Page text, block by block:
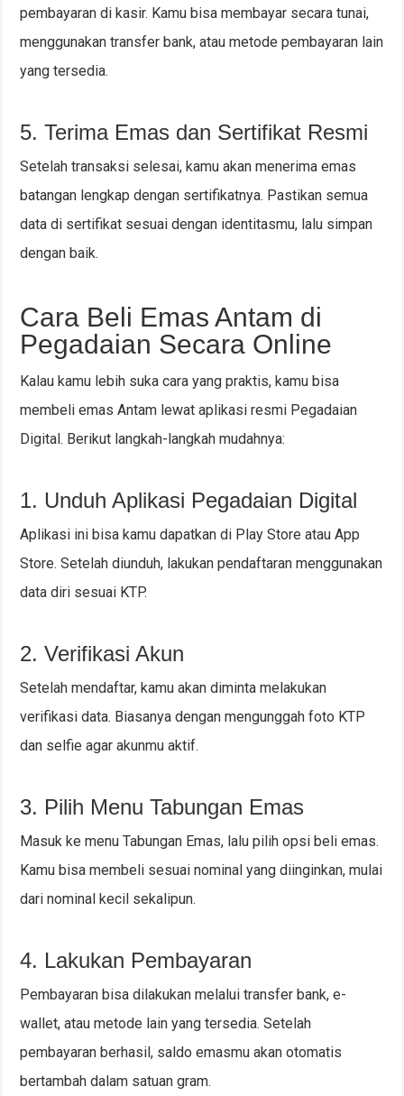
pembayaran di kasir. Kamu bisa membayar secara tunai,
menggunakan transfer bank, atau metode pembayaran lain
yang tersedia.
5. Terima Emas dan Sertifikat Resmi
Setelah transaksi selesai, kamu akan menerima emas
batangan lengkap dengan sertifikatnya. Pastikan semua
data di sertifikat sesuai dengan identitasmu, lalu simpan
dengan baik.
Cara Beli Emas Antam di
Pegadaian Secara Online
Kalau kamu lebih suka cara yang praktis, kamu bisa
membeli emas Antam lewat aplikasi resmi Pegadaian
Digital. Berikut langkah-langkah mudahnya:
1. Unduh Aplikasi Pegadaian Digital
Aplikasi ini bisa kamu dapatkan di Play Store atau App
Store. Setelah diunduh, lakukan pendaftaran menggunakan
data diri sesuai KTP.
2. Verifikasi Akun
Setelah mendaftar, kamu akan diminta melakukan
verifikasi data. Biasanya dengan mengunggah foto KTP
dan selfie agar akunmu aktif.
3. Pilih Menu Tabungan Emas
Masuk ke menu Tabungan Emas, lalu pilih opsi beli emas.
Kamu bisa membeli sesuai nominal yang diinginkan, mulai
dari nominal kecil sekalipun.
4. Lakukan Pembayaran
Pembayaran bisa dilakukan melalui transfer bank, e-
wallet, atau metode lain yang tersedia. Setelah
pembayaran berhasil, saldo emasmu akan otomatis
bertambah dalam satuan gram.